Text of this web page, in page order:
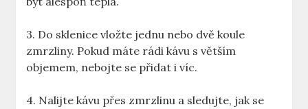
3. Do ‌sklenice‌ vložte jednu nebo dvě koule
zmrzliny. Pokud máte rádi⁤ kávu s větším
⁣objemem, ​nebojte se přidat i víc.
4. Nalijte ⁣kávu přes zmrzlinu a sledujte, jak ‌se⁤